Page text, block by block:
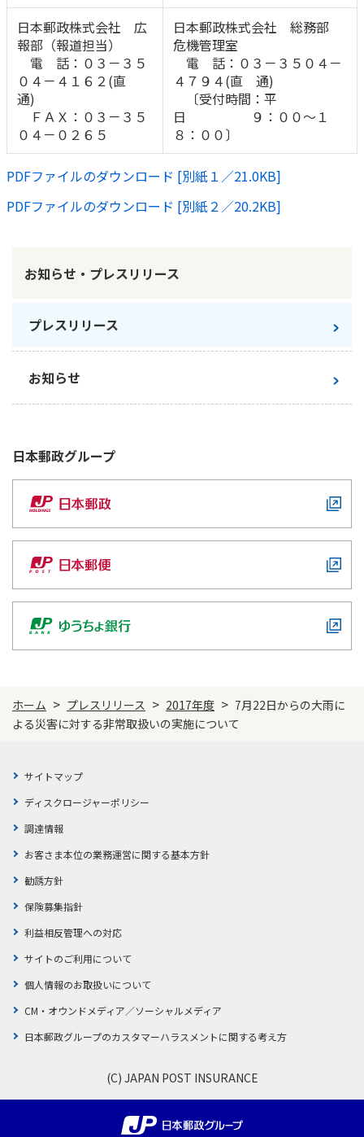
日本郵政株式会社 広
報部（報道担当）
電 話：０３－３５
０４－４１６２(直
通)
ＦＡＸ：０３－３５
０４－０２６５
日本郵政株式会社 総務部
危機管理室
電 話：０３－３５０４－
４７９４(直 通)
〔受付時間：平
日 ９：００～１
８：００〕
PDFファイルのダウンロード [別紙１／21.0KB]
PDFファイルのダウンロード [別紙２／20.2KB]
お知らせ・プレスリリース
プレスリリース
お知らせ
日本郵政グループ
ホーム > プレスリリース > 2017年度 > 7月22日からの大雨に
よる災害に対する非常取扱いの実施について
サイトマップ
ディスクロージャーポリシー
調達情報
お客さま本位の業務運営に関する基本方針
勧誘方針
保険募集指針
利益相反管理への対応
サイトのご利用について
個人情報のお取扱いについて
CM・オウンドメディア／ソーシャルメディア
日本郵政グループのカスタマーハラスメントに関する考え方
(C) JAPAN POST INSURANCE